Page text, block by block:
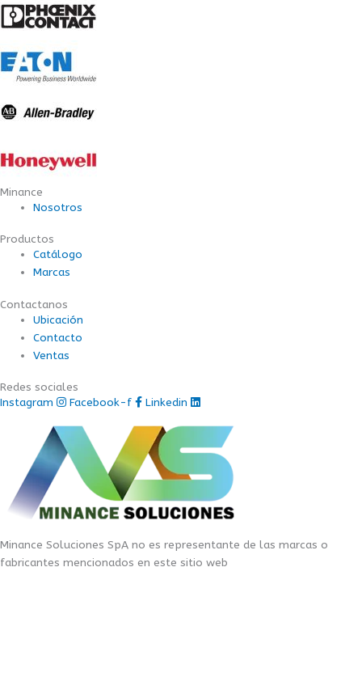
Minance
Nosotros
Productos
Catálogo
Marcas
Contactanos
Ubicación
Contacto
Ventas
Redes sociales
Instagram
Facebook-f Linkedin
Minance Soluciones SpA no es representante de las marcas o
fabricantes mencionados en este sitio web